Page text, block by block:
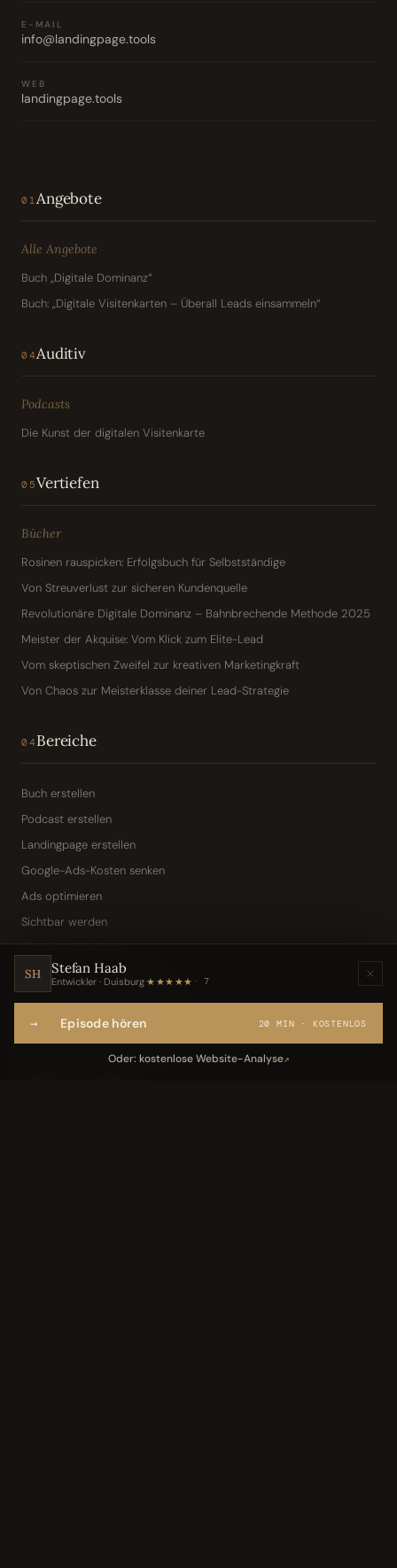
E-MAIL
info@landingpage.tools
WEB
landingpage.tools
01 Angebote
Alle Angebote
Buch „Digitale Dominanz“
Buch: „Digitale Visitenkarten – Überall Leads einsammeln“
04Auditiv
Podcasts
Die Kunst der digitalen Visitenkarte
05Vertiefen
Bücher
Rosinen rauspicken: Erfolgsbuch für Selbstständige
Von Streuverlust zur sicheren Kundenquelle
Revolutionäre Digitale Dominanz – Bahnbrechende Methode 2025
Meister der Akquise: Vom Klick zum Elite-Lead
Vom skeptischen Zweifel zur kreativen Marketingkraft
Von Chaos zur Meisterklasse deiner Lead-Strategie
04Bereiche
Buch erstellen
Podcast erstellen
Landingpage erstellen
Google-Ads-Kosten senken
Ads optimieren
Sichtbar werden
Digitale Visitenkarte
KI-Assistent (Toni · Jarvis)
Webseite per Sprache
SH Stefan Haab
Entwickler · Duisburg·★★★★★ 7
→ Episode hören 20 MIN · KOSTENLOS
Oder: kostenlose Website-Analyse↗